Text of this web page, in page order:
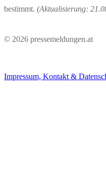
bestimmt. (Aktualisierung:
© 2026 pressemeldungen.at
Impressum, Kontakt &